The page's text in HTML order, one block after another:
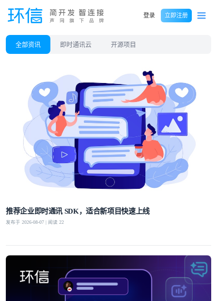
登录 立即注册
全部资讯 即时通讯云 开源项目
推荐企业即时通讯 SDK，适合新项目快速上线
发布于 2026-08-07 | 阅读 22